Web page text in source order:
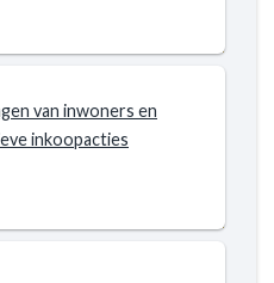
van inwoners en
inkoopacties